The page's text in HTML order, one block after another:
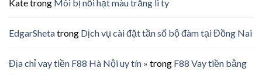
Katetrong Môi bị nổi hạt màu trắng li ty
EdgarShetatrong Dịch vụ cài đặt tần số bộ đàm tại Đồng Nai
Địa chỉ vay tiền F88 Hà Nội uy tín » trong F88 Vay tiền bằng